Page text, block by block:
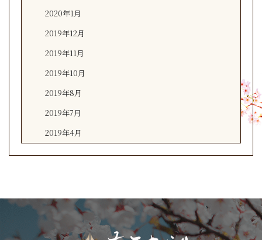
2020年1月
2019年12月
2019年11月
2019年10月
2019年8月
2019年7月
2019年4月